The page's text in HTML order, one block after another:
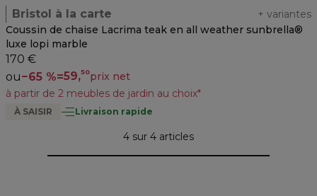
Bristol à la carte + variantes
Coussin de chaise Lacrima teak en all weather sunbrella®
luxe lopi marble
170 €
ou−65 %=59,50prix net
à partir de 2 meubles de jardin au choix*
À SAISIR Livraison rapide
4 sur 4 articles